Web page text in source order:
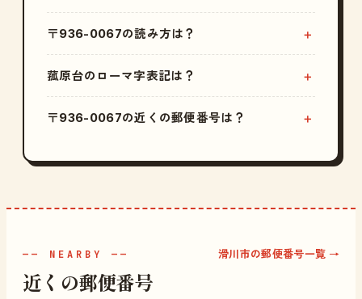
〒936-0067の読み方は？
菰原台のローマ字表記は？
〒936-0067の近くの郵便番号は？
—— NEARBY ——
近くの郵便番号
滑川市の郵便番号一覧 →